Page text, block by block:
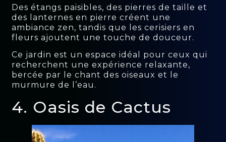
Des étangs paisibles, des pierres de taille et
des lanternes en pierre créent une
ambiance zen, tandis que les cerisiers en
fleurs ajoutent une touche de douceur.
Ce jardin est un espace idéal pour ceux qui
recherchent une expérience relaxante,
bercée par le chant des oiseaux et le
murmure de l’eau.
4. Oasis de Cactus